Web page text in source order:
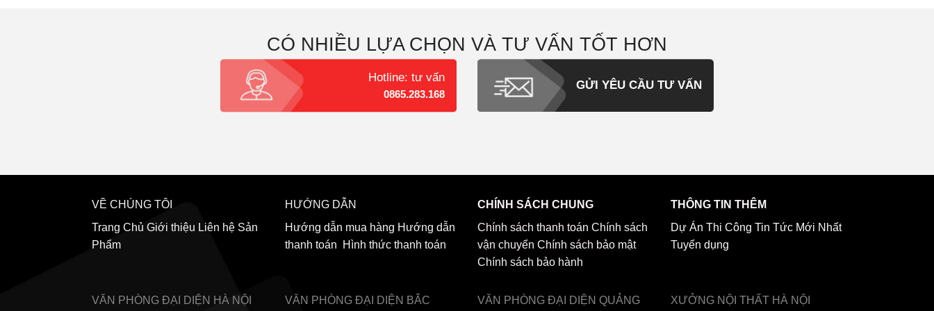
CÓ NHIỀU LỰA CHỌN VÀ TƯ VẤN TỐT HƠN
Hotline: tư vấn
0865.283.168
GỬI YÊU CẦU TƯ VẤN
VỀ CHÚNG TÔI
Trang Chủ Giới thiệu Liên hệ Sản
Phẩm
HƯỚNG DẪN
Hướng dẫn mua hàng Hướng dẫn
thanh toán
Hình thức thanh toán
CHÍNH SÁCH CHUNG
Chính sách thanh toán Chính sách
vận chuyển Chính sách bảo mật
Chính sách bảo hành
THÔNG TIN THÊM
Dự Án Thi Công Tin Tức Mới Nhất
Tuyển dụng
VĂN PHÒNG ĐẠI DIỆN HÀ NỘI VĂN PHÒNG ĐẠI DIỆN BẮC VĂN PHÒNG ĐẠI DIỆN QUẢNG XƯỞNG NỘI THẤT HÀ NỘI